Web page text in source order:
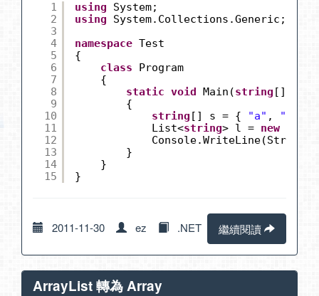
1
2
3
4
5
6
7
8
9
10
11
12
13
14
15
using
System;
using
System.Collections.Generic;
namespace Test
{
class
Program
{
static void Main(string []
{
string [] s = { "a" , "b"
List<string> l = new
}
}
}
2011-11-30 ez .NET 繼續閱讀
ArrayList 轉為 Array